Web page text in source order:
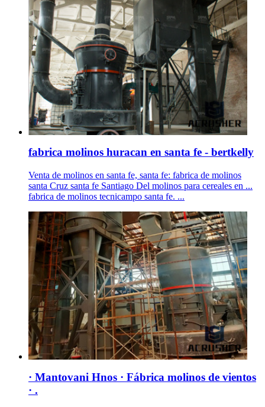
fabrica molinos huracan en santa fe - bertkelly
Venta de molinos en santa fe, santa fe: fabrica de molinos
santa Cruz santa fe Santiago Del molinos para cereales en ...
fabrica de molinos tecnicampo santa fe. ...
· Mantovani Hnos · Fábrica molinos de vientos
· .